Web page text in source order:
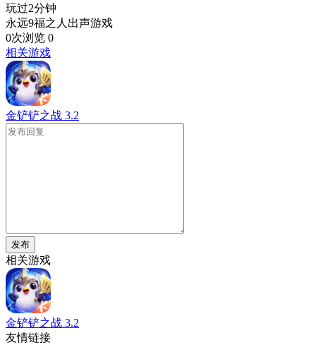
玩过2分钟
永远9福之人出声游戏
0次浏览 0
相关游戏
金铲铲之战 3.2
发布
相关游戏
金铲铲之战 3.2
友情链接